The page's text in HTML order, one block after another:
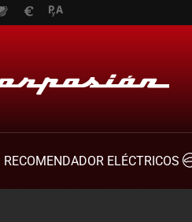
RECOMENDADOR ELÉCTRICOS